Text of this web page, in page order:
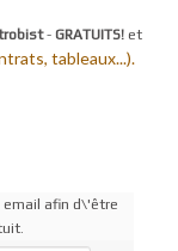
- GRATUITS! et
tableaux...).
email afin d\'être